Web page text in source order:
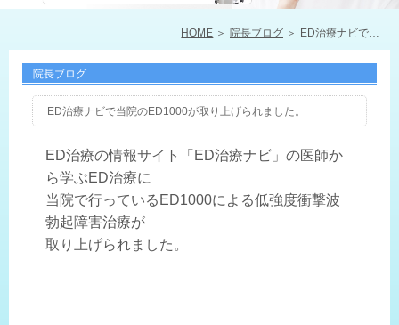
HOME 院長ブログ ED治療ナビで当院のED1000が取り上げられました。
院長ブログ
ED治療ナビで当院のED1000が取り上げられました。
ED治療の情報サイト「ED治療ナビ」の医師か
ら学ぶED治療に
当院で行っているED1000による低強度衝撃波
勃起障害治療が
取り上げられました。